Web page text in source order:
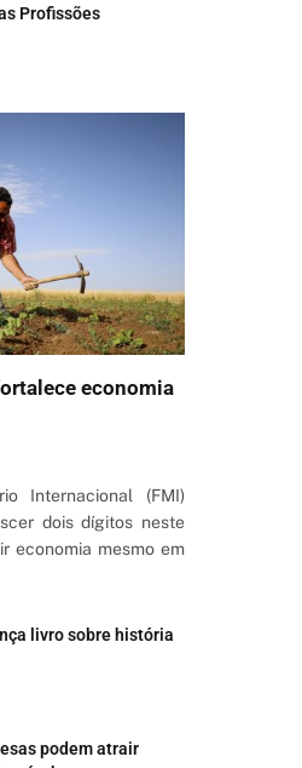
Profissões
economia
Internacional (FMI)
dois dígitos neste
economia mesmo em
livro sobre história
podem atrair